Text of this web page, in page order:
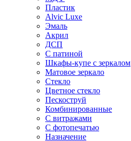
Пластик
Alvic Luxe
Эмаль
Акрил
ДСП
С патиной
Шкафы-купе с зеркалом
Матовое зеркало
Стекло
Цветное стекло
Пескоструй
Комбинированные
С витражами
С фотопечатью
Назначение